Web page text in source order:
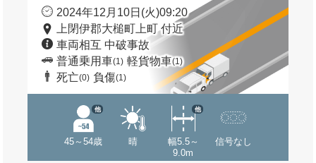
2024年12月10日(火)09:20
上閉伊郡大槌町上町 付近
車両相互 中破事故
普通乗用車(1) 軽貨物車(1)
死亡(0) 負傷(1)
45～54歳
他
晴
幅5.5～
9.0m
他
信号なし